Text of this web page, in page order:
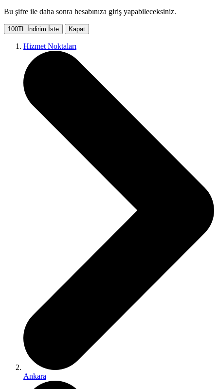
Bu şifre ile daha sonra hesabınıza giriş yapabileceksiniz.
100TL İndirim İste Kapat
Hizmet Noktaları
Ankara